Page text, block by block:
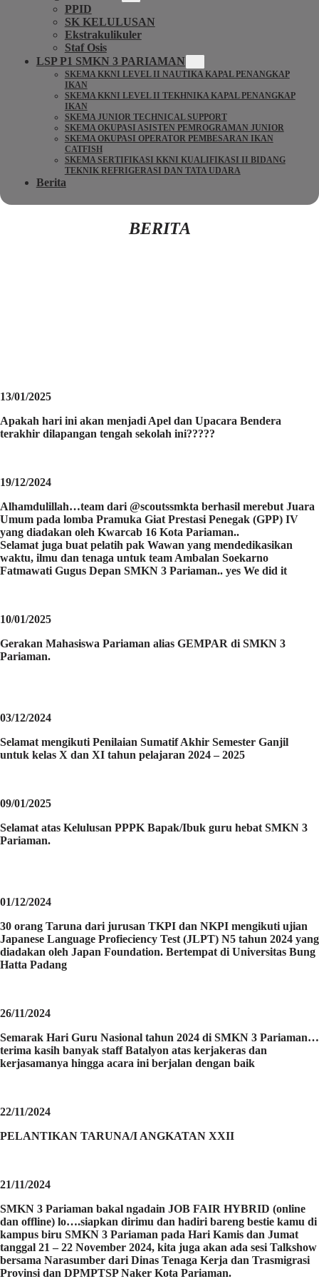
PPID
SK KELULUSAN
Ekstrakulikuler
Staf Osis
LSP P1 SMKN 3 PARIAMAN
SKEMA KKNI LEVEL II NAUTIKA KAPAL PENANGKAP
IKAN
SKEMA KKNI LEVEL II TEKHNIKA KAPAL PENANGKAP
IKAN
SKEMA JUNIOR TECHNICAL SUPPORT
SKEMA OKUPASI ASISTEN PEMROGRAMAN JUNIOR
SKEMA OKUPASI OPERATOR PEMBESARAN IKAN
CATFISH
SKEMA SERTIFIKASI KKNI KUALIFIKASI II BIDANG
TEKNIK REFRIGERASI DAN TATA UDARA
Berita
BERITA
13/01/2025
Apakah hari ini akan menjadi Apel dan Upacara Bendera
terakhir dilapangan tengah sekolah ini?????
19/12/2024
Alhamdulillah…team dari @scoutssmkta berhasil merebut Juara
Umum pada lomba Pramuka Giat Prestasi Penegak (GPP) IV
yang diadakan oleh Kwarcab 16 Kota Pariaman..
Selamat juga buat pelatih pak Wawan yang mendedikasikan
waktu, ilmu dan tenaga untuk team Ambalan Soekarno
Fatmawati Gugus Depan SMKN 3 Pariaman.. yes We did it
10/01/2025
Gerakan Mahasiswa Pariaman alias GEMPAR di SMKN 3
Pariaman.
03/12/2024
Selamat mengikuti Penilaian Sumatif Akhir Semester Ganjil
untuk kelas X dan XI tahun pelajaran 2024 – 2025
09/01/2025
Selamat atas Kelulusan PPPK Bapak/Ibuk guru hebat SMKN 3
Pariaman.
01/12/2024
30 orang Taruna dari jurusan TKPI dan NKPI mengikuti ujian
Japanese Language Profieciency Test (JLPT) N5 tahun 2024 yang
diadakan oleh Japan Foundation. Bertempat di Universitas Bung
Hatta Padang
26/11/2024
Semarak Hari Guru Nasional tahun 2024 di SMKN 3 Pariaman…
terima kasih banyak staff Batalyon atas kerjakeras dan
kerjasamanya hingga acara ini berjalan dengan baik
22/11/2024
PELANTIKAN TARUNA/I ANGKATAN XXII
21/11/2024
SMKN 3 Pariaman bakal ngadain JOB FAIR HYBRID (online
dan offline) lo….siapkan dirimu dan hadiri bareng bestie kamu di
kampus biru SMKN 3 Pariaman pada Hari Kamis dan Jumat
tanggal 21 – 22 November 2024, kita juga akan ada sesi Talkshow
bersama Narasumber dari Dinas Tenaga Kerja dan Trasmigrasi
Provinsi dan DPMPTSP Naker Kota Pariaman.